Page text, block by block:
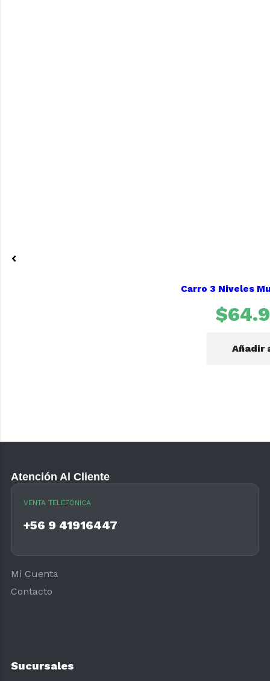
Carro 3 Niveles
$
Añadir
Sucursales
Atención Al Cliente
VENTA TELEFÓNICA
+56 9 41916447
Mi Cuenta
Contacto